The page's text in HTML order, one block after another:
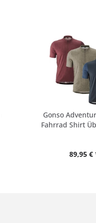
Gonso
Fahrrad Shirt
89,95 €